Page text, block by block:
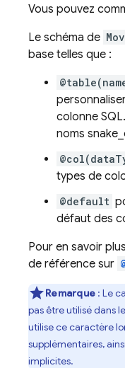
Vous pouvez
Le schéma de
base telles que :
colonne SQL.
noms
types de
@default
défaut des
Pour en savoir
de référence sur
Remarque : Le
pas être utilisé dans
utilise ce caractère
supplémentaires,
implicites.